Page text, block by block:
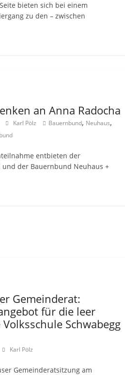
bieten sich bei einem
zu den – zwischen
an Anna Radocha
Karl Pölz Bauernbund, Neuhaus,
entbieten der
der Bauernbund Neuhaus +
Gemeinderat:
für die leer
Schwabegg
Karl Pölz
Gemeinderatsitzung am